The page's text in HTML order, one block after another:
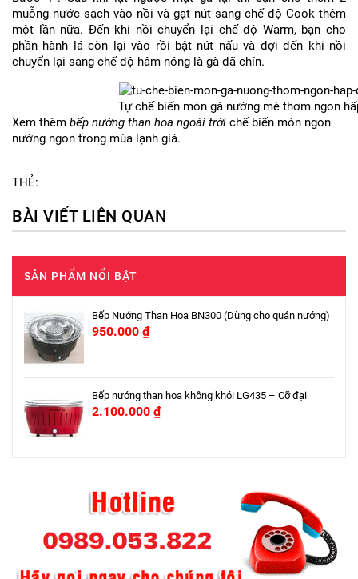
muỗng nước sạch vào nồi và gạt nút sang chế độ Cook thêm
một lần nữa. Đến khi nồi chuyển lại chế độ Warm, bạn cho
phần hành lá còn lại vào rồi bật nút nấu và đợi đến khi nồi
chuyển lại sang chế độ hâm nóng là gà đã chín.
Tự chế biến món gà nướng mè thơm ngon
Xem thêm bếp nướng than hoa ngoài trời chế biến món ngon
nướng ngon trong mùa lạnh giá.
THẺ:
BÀI VIẾT LIÊN QUAN
SẢN PHẨM NỔI BẬT
Bếp Nướng Than Hoa BN300 (Dùng cho quán nướng)
950.000 ₫
Bếp nướng than hoa không khói LG435 – Cỡ đại
2.100.000 ₫